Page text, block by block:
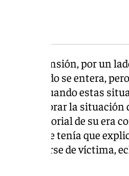
una tensión, por un
el mundo se entera,
delicado cuando estas
a valorar la
multifactorial de su era
supone que tenía que
fue echarse de víctima,